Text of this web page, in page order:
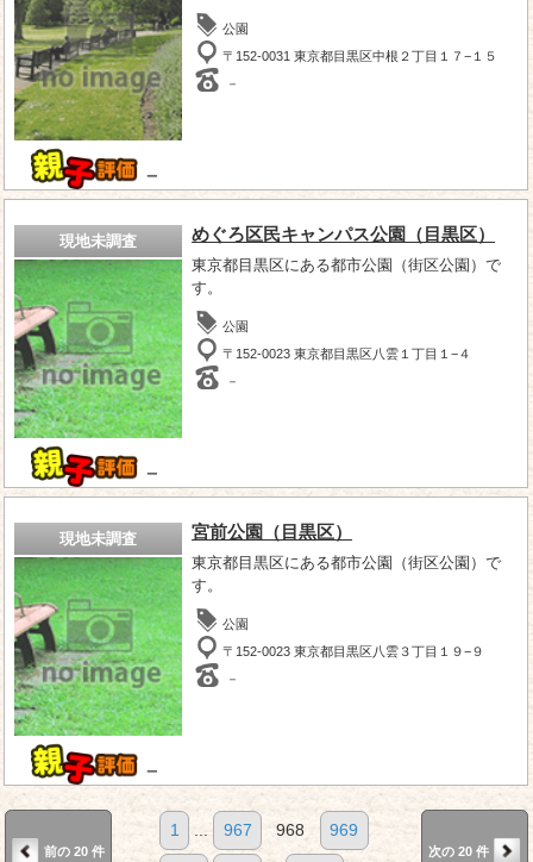
－
公園
〒152-0031 東京都目黒区中根２丁目１７−１５
－
現地未調査
－
めぐろ区民キャンパス公園（目黒区）
東京都目黒区にある都市公園（街区公園）で
す。
公園
〒152-0023 東京都目黒区八雲１丁目１−４
－
現地未調査
－
宮前公園（目黒区）
東京都目黒区にある都市公園（街区公園）で
す。
公園
〒152-0023 東京都目黒区八雲３丁目１９−９
－
前の 20 件
1 ... 967 968 969
次の 20 件